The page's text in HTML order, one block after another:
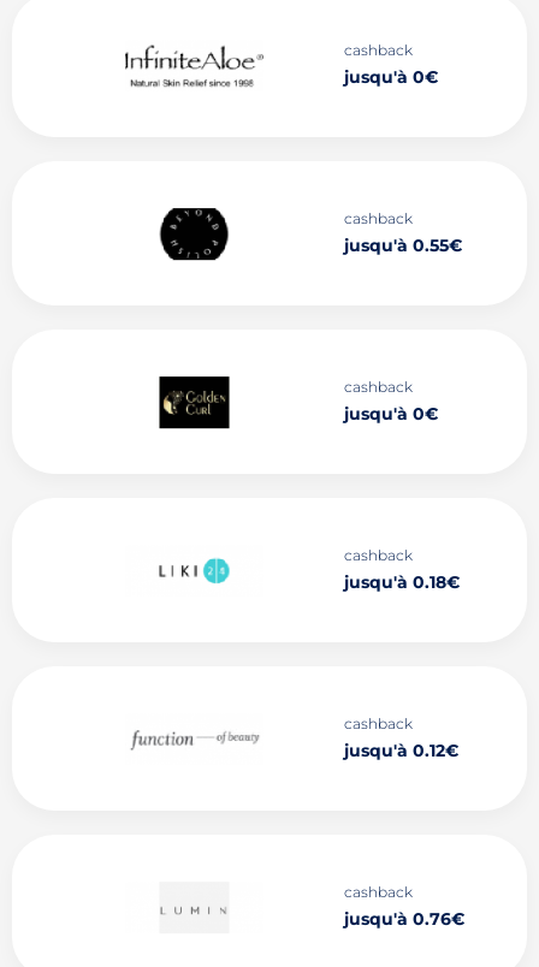
cashback
jusqu'à 0€
cashback
jusqu'à 0.55€
cashback
jusqu'à 0€
cashback
jusqu'à 0.18€
cashback
jusqu'à 0.12€
cashback
jusqu'à 0.76€